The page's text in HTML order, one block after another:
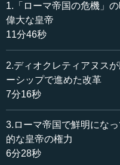
カテゴリー：
歴史・民族
●ストア哲学を信奉し
引退の見事さ
しかし、ディオクレティ
して見ると、恐らくスト
ていたのではないかと言
いで皇帝になりますけれ
1.「ローマ帝国の危機」
偉大な皇帝
11分46秒
2.ディオクレティアヌス
ーシップで進めた改革
7分16秒
3.ローマ帝国で鮮明にな
的な皇帝の権力
6分28秒